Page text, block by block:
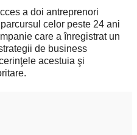
a doi antreprenori
celor peste 24 ani
care a înregistrat un
de business
acestuia şi